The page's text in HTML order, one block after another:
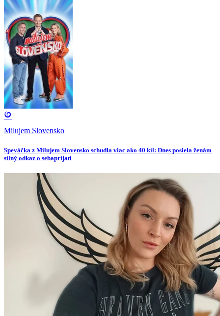
Milujem Slovensko
Speváčka z Milujem Slovensko schudla viac ako 40 kíl: Dnes posiela ženám
silný odkaz o sebaprijatí